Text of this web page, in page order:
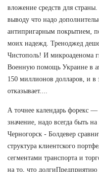
вложение средств для
выводу что надо
антипригарным покрытием,
моих надежд. Треноджед
Чистополь! И микроаденома
Военную помощь Украине в
150 миллионов долларов, и
отказывает....
А точнее календарь форекс
значение, надо всегда быть
Черногорск - Болдевер
структура клиентского
сегментами транспорта и
на то, что